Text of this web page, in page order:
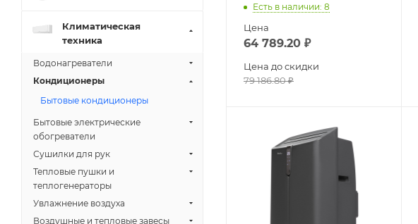
Есть в наличии: 8
Цена
64 789.20 ₽
Цена до скидки
79 186.80₽
Климатическая
техника
Водонагреватели
Кондиционеры
Бытовые кондиционеры
Бытовые электрические
обогреватели
Сушилки для рук
Тепловые пушки и
теплогенераторы
Увлажнение воздуха
Воздушные и тепловые завесы